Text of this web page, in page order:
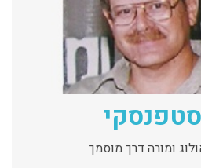
סטפנסקי
ומורה דרך מוסמך